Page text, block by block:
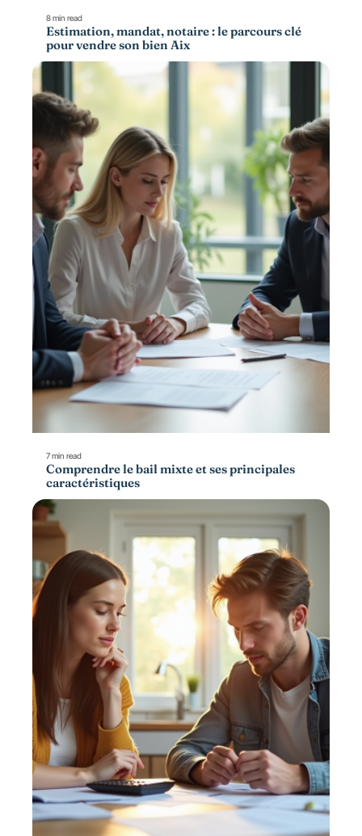
8 min read
Estimation, mandat, notaire : le parcours clé
pour vendre son bien Aix
7 min read
Comprendre le bail mixte et ses principales
caractéristiques